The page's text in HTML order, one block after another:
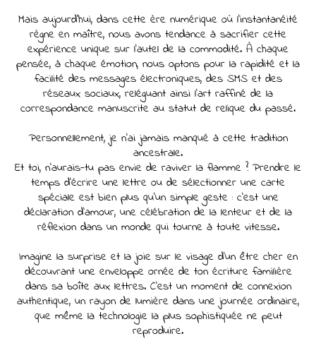
Mais aujourd'hui, dans cette ère numérique où l'instantanéité
règne en maître, nous avons tendance à sacrifier cette
expérience unique sur l'autel de la commodité. À chaque
pensée, à chaque émotion, nous optons pour la rapidité et la
facilité des messages électroniques, des SMS et des
réseaux sociaux, reléguant ainsi l'art raffiné de la
correspondance manuscrite au statut de relique du passé.
Personnellement, je n'ai jamais manqué à cette tradition
ancestrale.
Et toi, n'aurais-tu pas envie de raviver la flamme ? Prendre le
temps d'écrire une lettre ou de sélectionner une carte
spéciale est bien plus qu'un simple geste : c'est une
déclaration d'amour, une célébration de la lenteur et de la
réflexion dans un monde qui tourne à toute vitesse.
Imagine la surprise et la joie sur le visage d'un être cher en
découvrant une enveloppe ornée de ton écriture familière
dans sa boîte aux lettres. C'est un moment de connexion
authentique, un rayon de lumière dans une journée ordinaire,
que même la technologie la plus sophistiquée ne peut
reproduire.